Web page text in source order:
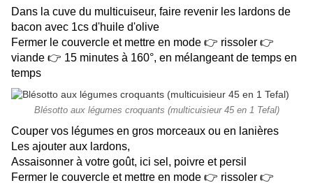
Dans la cuve du multicuiseur, faire revenir les lardons de
bacon avec 1cs d'huile d'olive
Fermer le couvercle et mettre en mode 👉 rissoler 👉
viande 👉 15 minutes à 160°, en mélangeant de temps en
temps
Blésotto aux légumes croquants (multicuisieur 45 en 1 Tefal)
Couper vos légumes en gros morceaux ou en lanières
Les ajouter aux lardons,
Assaisonner à votre goût, ici sel, poivre et persil
Fermer le couvercle et mettre en mode 👉 rissoler 👉